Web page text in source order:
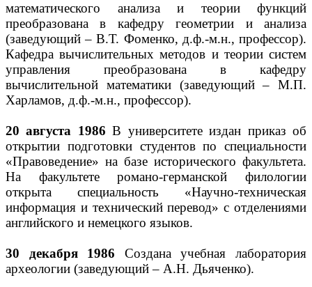
математического анализа и теории функций
преобразована в кафедру геометрии и анализа
(заведующий – В.Т. Фоменко, д.ф.-м.н., профессор).
Кафедра вычислительных методов и теории систем
управления преобразована в кафедру
вычислительной математики (заведующий – М.П.
Харламов, д.ф.-м.н., профессор).
20 августа 1986 В университете издан приказ об
открытии подготовки студентов по специальности
«Правоведение» на базе исторического факультета.
На факультете романо-германской филологии
открыта специальность «Научно-техническая
информация и технический перевод» с отделениями
английского и немецкого языков.
30 декабря 1986 Создана учебная лаборатория
археологии (заведующий – А.Н. Дьяченко).